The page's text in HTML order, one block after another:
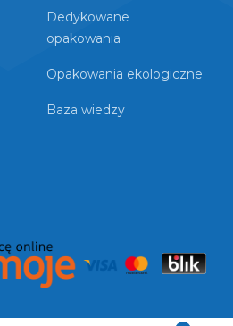
Dedykowane
opakowania
Opakowania ekologiczne
Baza wiedzy